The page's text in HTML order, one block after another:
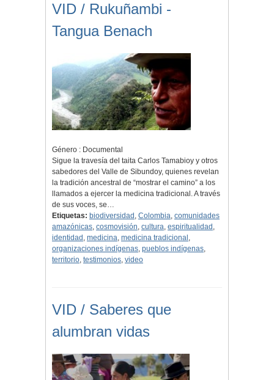
VID / Rukuñambi -
Tangua Benach
Género : Documental
Sigue la travesía del taita Carlos Tamabioy y otros
sabedores del Valle de Sibundoy, quienes revelan
la tradición ancestral de “mostrar el camino” a los
llamados a ejercer la medicina tradicional. A través
de sus voces, se…
Etiquetas: biodiversidad , Colombia, comunidades
amazónicas, cosmovisión, cultura, espiritualidad ,
identidad , medicina, medicina tradicional ,
organizaciones indígenas, pueblos indígenas,
territorio, testimonios, video
VID / Saberes que
alumbran vidas